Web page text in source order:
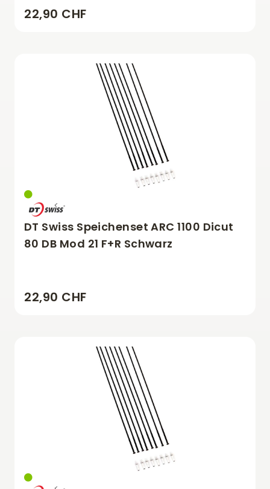
22,90 CHF
DT Swiss Speichenset ARC 1100 Dicut
80 DB Mod 21 F+R Schwarz
22,90 CHF